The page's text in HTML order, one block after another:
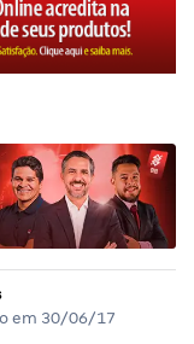
em 30/06/17